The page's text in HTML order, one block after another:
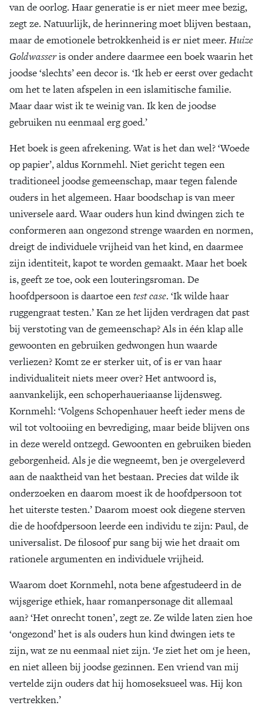
van de oorlog. Haar generatie is er niet meer mee bezig,
zegt ze. Natuurlijk, de herinnering moet blijven bestaan,
maar de emotionele betrokkenheid is er niet meer. Huize
Goldwasseris onder andere daarmee een boek waarin het
joodse ‘slechts’ een decor is. ‘Ik heb er eerst over gedacht
om het te laten afspelen in een islamitische familie.
Maar daar wist ik te weinig van. Ik ken de joodse
gebruiken nu eenmaal erg goed.’
Het boek is geen afrekening. Wat is het dan wel? ‘Woede
op papier’, aldus Kornmehl. Niet gericht tegen een
traditioneel joodse gemeenschap, maar tegen falende
ouders in het algemeen. Haar boodschap is van meer
universele aard. Waar ouders hun kind dwingen zich te
conformeren aan ongezond strenge waarden en normen,
dreigt de individuele vrijheid van het kind, en daarmee
zijn identiteit, kapot te worden gemaakt. Maar het boek
is, geeft ze toe, ook een louteringsroman. De
hoofdpersoon is daartoe eentest case. ‘Ik wilde haar
ruggengraat testen.’ Kan ze het lijden verdragen dat past
bij verstoting van de gemeenschap? Als in één klap alle
gewoonten en gebruiken gedwongen hun waarde
verliezen? Komt ze er sterker uit, of is er van haar
individualiteit niets meer over? Het antwoord is,
aanvankelijk, een schoperhaueriaanse lijdensweg.
Kornmehl: ‘Volgens Schopenhauer heeft ieder mens de
wil tot voltooiing en bevrediging, maar beide blijven ons
in deze wereld ontzegd. Gewoonten en gebruiken bieden
geborgenheid. Als je die wegneemt, ben je overgeleverd
aan de naaktheid van het bestaan. Precies dat wilde ik
onderzoeken en daarom moest ik de hoofdpersoon tot
het uiterste testen.’ Daarom moest ook diegene sterven
die de hoofdpersoon leerde een individu te zijn: Paul, de
universalist. De filosoof pur sang bij wie het draait om
rationele argumenten en individuele vrijheid.
Waarom doet Kornmehl, nota bene afgestudeerd in de
wijsgerige ethiek, haar romanpersonage dit allemaal
aan? ‘Het onrecht tonen’, zegt ze. Ze wilde laten zien hoe
‘ongezond’ het is als ouders hun kind dwingen iets te
zijn, wat ze nu eenmaal niet zijn. ‘Je ziet het om je heen,
en niet alleen bij joodse gezinnen. Een vriend van mij
vertelde zijn ouders dat hij homoseksueel was. Hij kon
vertrekken.’